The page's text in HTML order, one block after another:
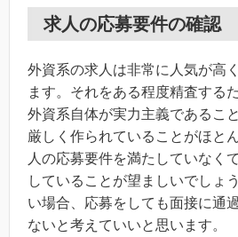
求人の応募要件の確認
外資系の求人は非常に人気が高
ます。それをある程度精査する
外資系自体が実力主義であるこ
厳しく作られていることがほと
人の応募要件を満たしていなく
していることが望ましいでしょ
い場合、応募をしても面接に通
ないと考えていいと思います。